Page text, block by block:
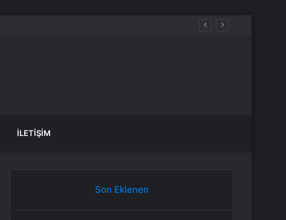
İLETIŞIM
Son Eklenen